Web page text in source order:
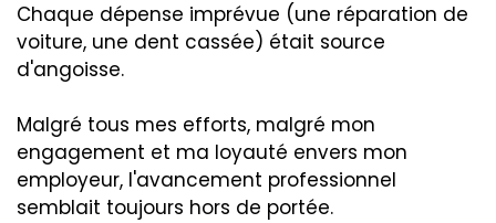
Chaque dépense imprévue (une réparation de
voiture, une dent cassée) était source
d'angoisse.
Malgré tous mes efforts, malgré mon
engagement et ma loyauté envers mon
employeur, l'avancement professionnel
semblait toujours hors de portée.